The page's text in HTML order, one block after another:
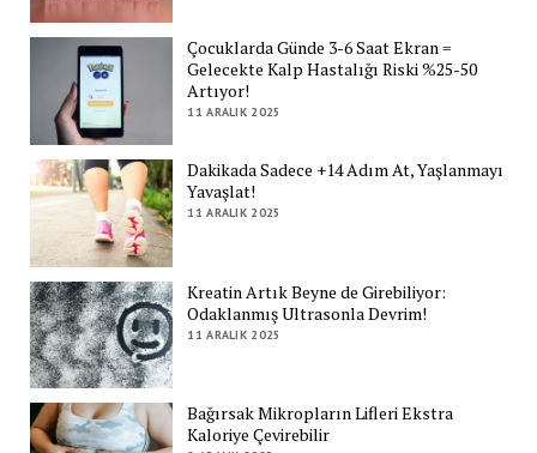
Çocuklarda Günde 3-6 Saat Ekran =
Gelecekte Kalp Hastalığı Riski %25-50
Artıyor!
11 ARALIK 2025
Dakikada Sadece +14 Adım At, Yaşlanmayı
Yavaşlat!
11 ARALIK 2025
Kreatin Artık Beyne de Girebiliyor:
Odaklanmış Ultrasonla Devrim!
11 ARALIK 2025
Bağırsak Mikropların Lifleri Ekstra
Kaloriye Çevirebilir